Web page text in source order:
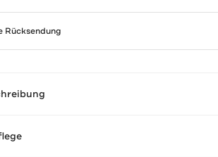
Rücksendung